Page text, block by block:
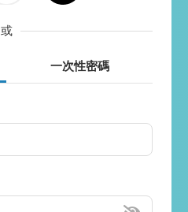
或
一次性密碼